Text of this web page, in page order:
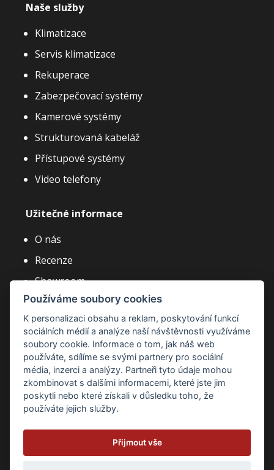
Naše služby
Klimatizace
Servis klimatizace
Rekuperace
Zabezpečovací systémy
Kamerové systémy
Strukturovaná kabeláž
Přístupové systémy
Video telefony
Užitečné informace
O nás
Recenze
Showroom
Články a novinky
Často kladené dotazy
Kariéra
Zásady ochrany osobních údajů
Zásady cookies
Používáme soubory cookies
K personalizaci obsahu a reklam, poskytování funkcí
sociálních médií a analýze naší návštěvnosti využíváme
soubory cookie. Informace o tom, jak náš web
používáte, sdílíme se svými partnery pro sociální
média, inzerci a analýzy. Partneři tyto údaje mohou
zkombinovat s dalšími informacemi, které jste jim
poskytli nebo které získali v důsledku toho, že
používáte jejich služby.
Přijmout vše